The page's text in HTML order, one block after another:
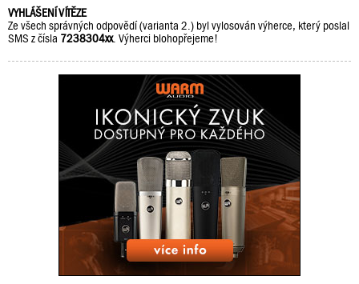
VYHLÁŠENÍ VÍTĚZE
Ze všech správných odpovědí (varianta 2.) byl vylosován výherce, který poslal
SMS z čísla 7238304xx. Výherci blohopřejeme!